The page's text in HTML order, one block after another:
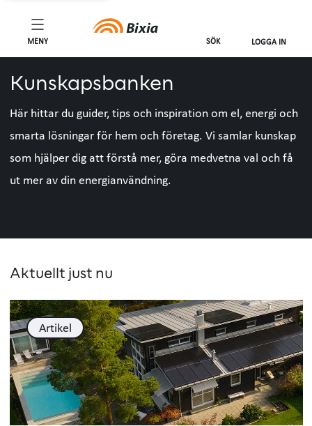
MENY SÖK LOGGA IN
Kunskapsbanken
Här hittar du guider, tips och inspiration om el, energi och
smarta lösningar för hem och företag. Vi samlar kunskap
som hjälper dig att förstå mer, göra medvetna val och få
ut mer av din energianvändning.
Aktuellt just nu
Artikel